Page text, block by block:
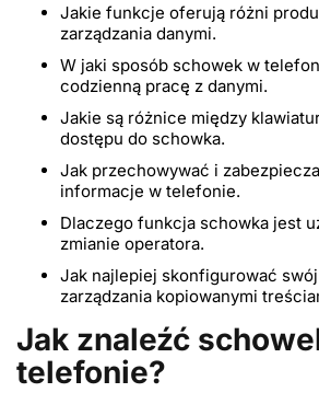
Jakie funkcje oferują różni
zarządzania danymi.
W jaki sposób schowek w
codzienną pracę z danymi.
Jakie są różnice między
dostępu do schowka.
Jak przechowywać i
informacje w telefonie.
Dlaczego funkcja schowka jest
zmianie operatora.
Jak najlepiej skonfigurować
zarządzania kopiowanymi
Jak znaleźć
telefonie?